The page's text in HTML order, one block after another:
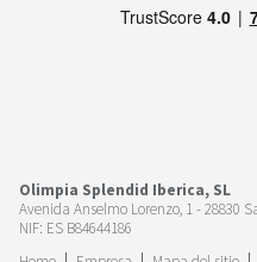
Olimpia Splendid Iberica, SL
Avenida Anselmo Lorenzo, 1 - 28830
NIF: ES B84644186